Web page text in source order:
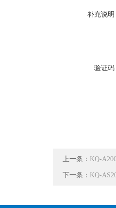
补充说明
验证码
上一条： KQ-
下一条： KQ-